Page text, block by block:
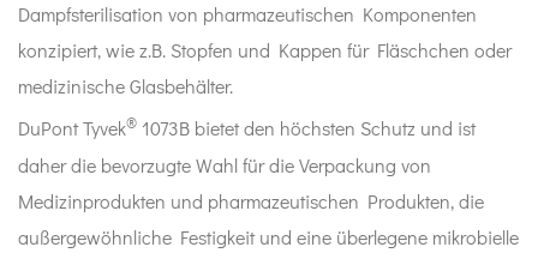
Dampfsterilisation von pharmazeutischen Komponenten
konzipiert, wie z.B. Stopfen und Kappen für Fläschchen oder
medizinische Glasbehälter.
DuPont Tyvek® 1073B bietet den höchsten Schutz und ist
daher die bevorzugte Wahl für die Verpackung von
Medizinprodukten und pharmazeutischen Produkten, die
außergewöhnliche Festigkeit und eine überlegene mikrobielle